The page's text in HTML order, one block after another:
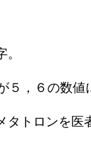
５，６の数値
タトロンを医